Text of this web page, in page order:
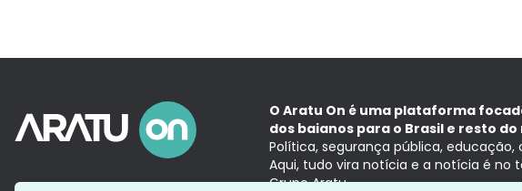
O Aratu On é uma plataforma
dos baianos para o Brasil e resto
Política, segurança pública,
Aqui, tudo vira notícia e a notícia é no
Grupo Aratu